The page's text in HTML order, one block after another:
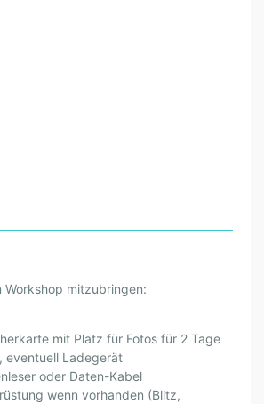
Workshop mitzubringen:
mit Platz für Fotos für 2 Tage
eventuell Ladegerät
oder Daten-Kabel
wenn vorhanden (Blitz,